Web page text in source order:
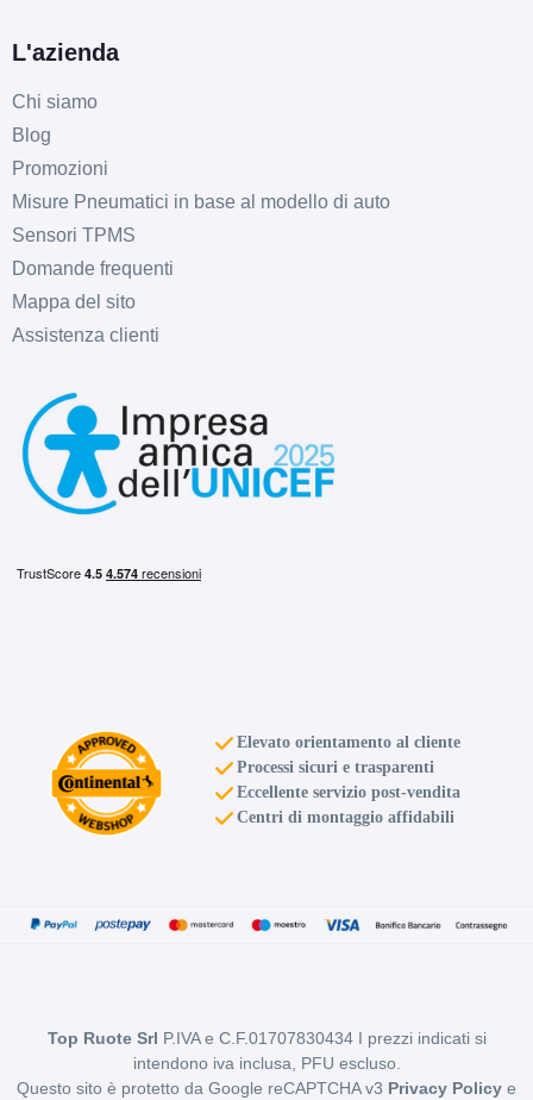
E B
L'azienda
Chi siamo
Blog
Promozioni
Misure Pneumatici in base al modello di auto
Sensori TPMS
Domande frequenti
Mappa del sito
Assistenza clienti
Elevato orientamento al cliente
Processi sicuri e trasparenti
Eccellente servizio post-vendita
Centri di montaggio affidabili
Top Ruote Srl P.IVA e C.F.01707830434 I prezzi indicati si
intendono iva inclusa, PFU escluso.
Questo sito è protetto da Google reCAPTCHA v3 Privacy Policy e